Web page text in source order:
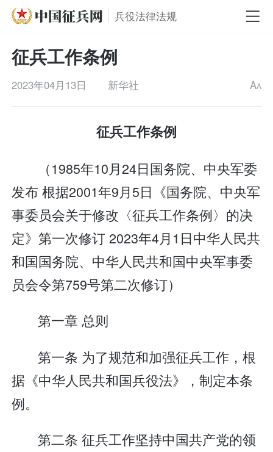
兵役法律法规
征兵工作条例
2023年04月13日 新华社 AA
征兵工作条例
（1985年10月24日国务院、中央军委
发布 根据2001年9月5日《国务院、中央军
事委员会关于修改〈征兵工作条例〉的决
定》第一次修订 2023年4月1日中华人民共
和国国务院、中华人民共和国中央军事委
员会令第759号第二次修订）
第一章 总则
第一条 为了规范和加强征兵工作，根
据《中华人民共和国兵役法》，制定本条
例。
第二条 征兵工作坚持中国共产党的领